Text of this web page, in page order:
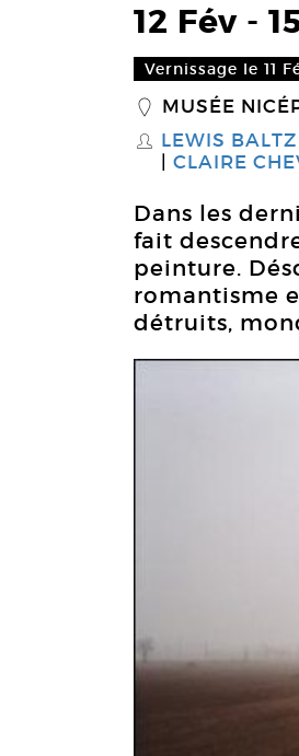
12 Fév -
Vernissage le 11
_ MUSÉE
S LEWIS BALTZ
CLAIRE
Dans les
fait
peinture.
romantisme
détruits,